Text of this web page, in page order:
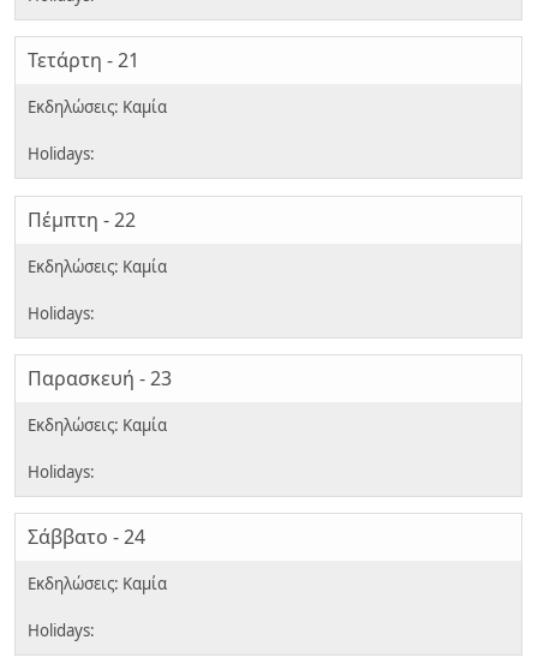
Τετάρτη - 21
Πέμπτη - 22
Παρασκευή - 23
Σάββατο - 24